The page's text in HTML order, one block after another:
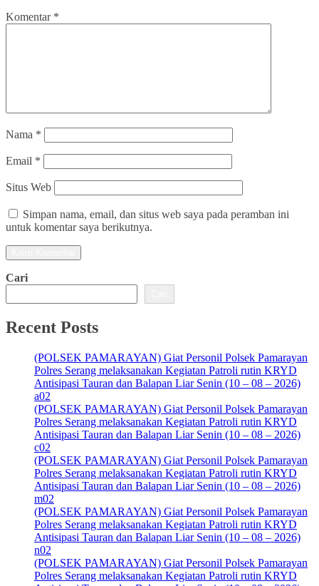
Komentar *
Nama *
Email *
Situs Web
Simpan nama, email, dan situs web saya pada peramban ini
untuk komentar saya berikutnya.
Cari
Recent Posts
(POLSEK PAMARAYAN) Giat Personil Polsek Pamarayan
Polres Serang melaksanakan Kegiatan Patroli rutin KRYD
Antisipasi Tauran dan Balapan Liar Senin (10 – 08 – 2026)
a02
(POLSEK PAMARAYAN) Giat Personil Polsek Pamarayan
Polres Serang melaksanakan Kegiatan Patroli rutin KRYD
Antisipasi Tauran dan Balapan Liar Senin (10 – 08 – 2026)
c02
(POLSEK PAMARAYAN) Giat Personil Polsek Pamarayan
Polres Serang melaksanakan Kegiatan Patroli rutin KRYD
Antisipasi Tauran dan Balapan Liar Senin (10 – 08 – 2026)
m02
(POLSEK PAMARAYAN) Giat Personil Polsek Pamarayan
Polres Serang melaksanakan Kegiatan Patroli rutin KRYD
Antisipasi Tauran dan Balapan Liar Senin (10 – 08 – 2026)
n02
(POLSEK PAMARAYAN) Giat Personil Polsek Pamarayan
Polres Serang melaksanakan Kegiatan Patroli rutin KRYD